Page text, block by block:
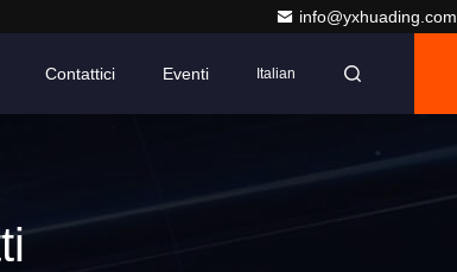
info@yxhuading.com
Contattici Eventi Italian